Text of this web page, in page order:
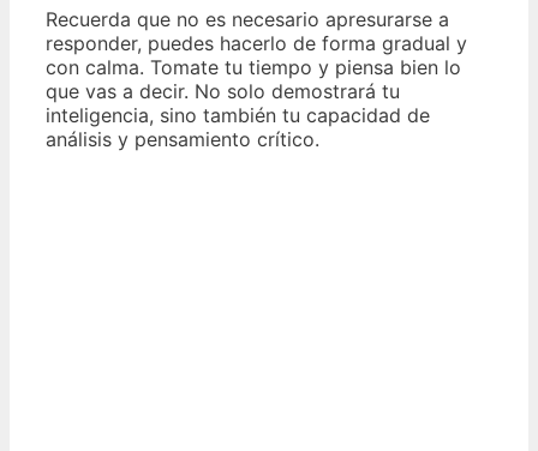
Recuerda que no es necesario apresurarse a
responder, puedes hacerlo de forma gradual y
con calma. Tomate tu tiempo y piensa bien lo
que vas a decir. No solo demostrará tu
inteligencia, sino también tu capacidad de
análisis y pensamiento crítico.